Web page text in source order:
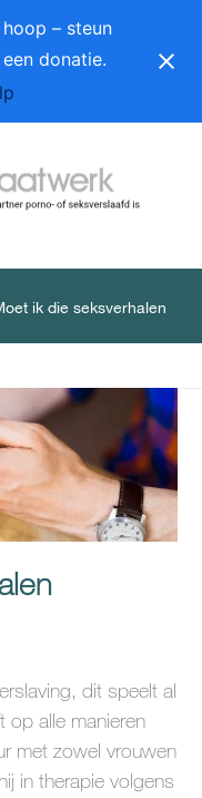
– steun
donatie.
ik die seksverhalen
dit speelt al
op alle manieren
met zowel vrouwen
in therapie volgens